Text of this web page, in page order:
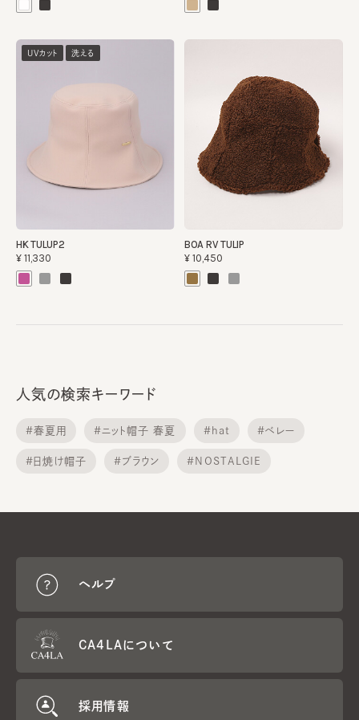
UVカット 洗える
HK TULUP2
¥11,330
BOA RV TULIP
¥10,450
人気の検索キーワード
#春夏用 #ニット帽子 春夏 #hat #ベレー
#日焼け帽子 #ブラウン #NOSTALGIE
ヘルプ
CA4LAについて
採用情報